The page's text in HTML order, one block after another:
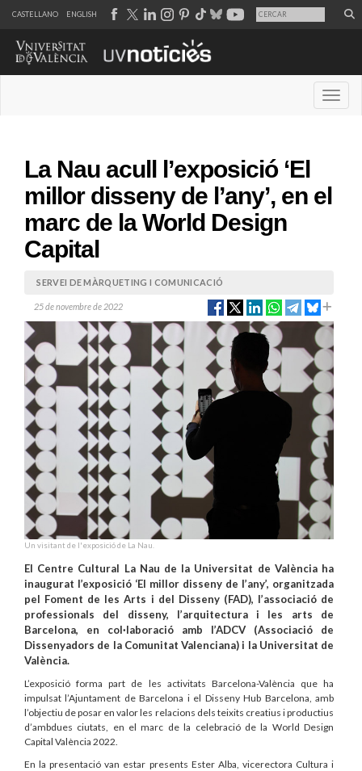
CASTELLANO ENGLISH
La Nau acull l’exposició ‘El
millor disseny de l’any’, en el
marc de la World Design
Capital
SERVEI DE MÀRQUETING I COMUNICACIÓ
25 de novembre de 2022
Un visitant de l'exposició de La Nau.
El Centre Cultural La Nau de la Universitat de València ha
inaugurat l’exposició ‘El millor disseny de l’any’, organitzada
pel Foment de les Arts i del Disseny (FAD), l’associació de
professionals del disseny, l’arquitectura i les arts de
Barcelona, en col·laboració amb l’ADCV (Associació de
Dissenyadors de la Comunitat Valenciana) i la Universitat de
València.
L’exposició forma part de les activitats Barcelona-València que ha
impulsat l’Ajuntament de Barcelona i el Disseny Hub Barcelona, amb
l’objectiu de posar en valor les relacions dels teixits creatius i productius
d’ambdues ciutats, en el marc de la celebració de la World Design
Capital València 2022.
En la presentació van estar presents Ester Alba, vicerectora Cultura i